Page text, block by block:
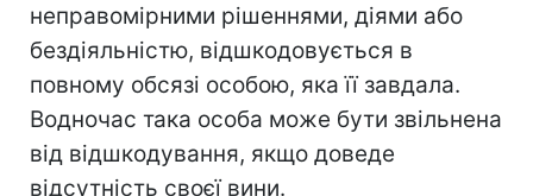
неправомірними рішеннями, діями або
бездіяльністю, відшкодовується в
повному обсязі особою, яка її завдала.
Водночас така особа може бути звільнена
від відшкодування, якщо доведе
відсутність своєї вини.